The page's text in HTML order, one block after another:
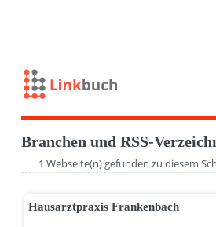
Branchen und RSS-
1 Webseite(n) gefunden zu diesem
Hausarztpraxis Frankenbach